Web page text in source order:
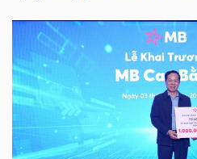
NĂNG
LƯỢNG